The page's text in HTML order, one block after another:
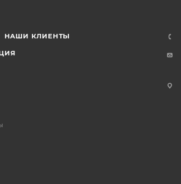
НАШИ КЛИЕНТЫ